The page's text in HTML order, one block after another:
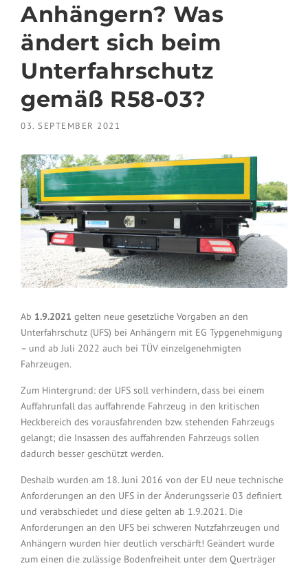
Anhängern? Was
ändert sich beim
Unterfahrschutz
gemäß R58-03?
03. SEPTEMBER 2021
Ab 1.9.2021 gelten neue gesetzliche Vorgaben an den
Unterfahrschutz (UFS) bei Anhängern mit EG Typgenehmigung
– und ab Juli 2022 auch bei TÜV einzelgenehmigten
Fahrzeugen.
Zum Hintergrund: der UFS soll verhindern, dass bei einem
Auffahrunfall das auffahrende Fahrzeug in den kritischen
Heckbereich des vorausfahrenden bzw. stehenden Fahrzeugs
gelangt; die Insassen des auffahrenden Fahrzeugs sollen
dadurch besser geschützt werden.
Deshalb wurden am 18. Juni 2016 von der EU neue technische
Anforderungen an den UFS in der Änderungsserie 03 definiert
und verabschiedet und diese gelten ab 1.9.2021. Die
Anforderungen an den UFS bei schweren Nutzfahrzeugen und
Anhängern wurden hier deutlich verschärft! Geändert wurde
zum einen die zulässige Bodenfreiheit unter dem Querträger